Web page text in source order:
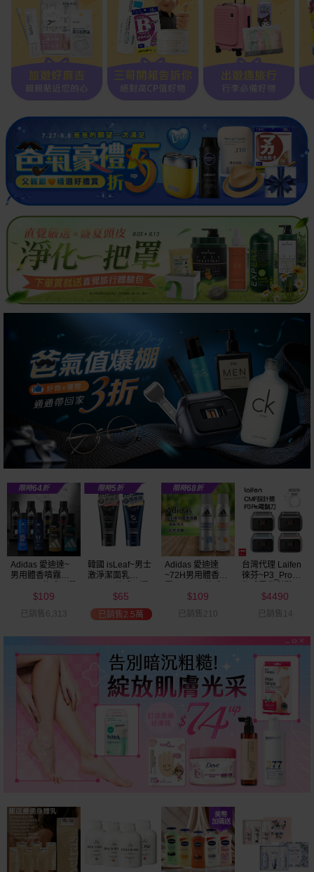
Adidas 愛迪達
~72H男用體香噴
$109
已銷售210
台灣代理 Laifen
徠芬~P3_Pro往
款式可選4490
已銷售14
Calvin Klein~cK
One中性淡香水
$788
已銷售2,263
韓國 isLeaf~男性
私密激淨慕絲
$680
已銷售3,381